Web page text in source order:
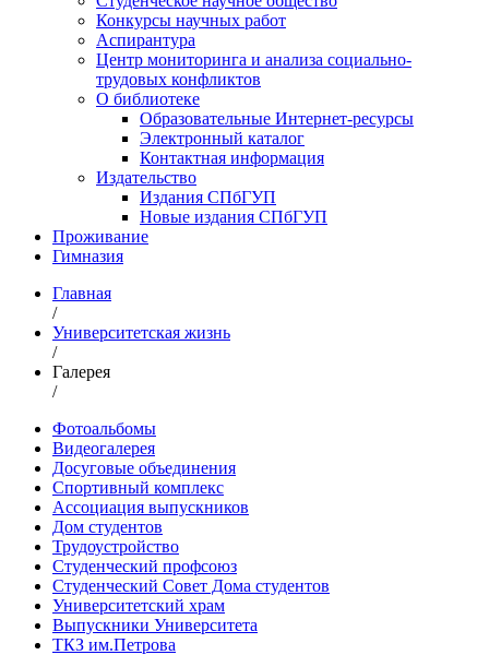
Конкурсы научных работ
Аспирантура
Центр мониторинга и анализа социально-
трудовых конфликтов
О библиотеке
Образовательные Интернет-ресурсы
Электронный каталог
Контактная информация
Издательство
Издания СПбГУП
Новые издания СПбГУП
Проживание
Гимназия
Главная
/
Университетская жизнь
/
Галерея
/
Фотоальбомы
Видеогалерея
Досуговые объединения
Спортивный комплекс
Ассоциация выпускников
Дом студентов
Трудоустройство
Студенческий профсоюз
Студенческий Совет Дома студентов
Университетский храм
Выпускники Университета
ТКЗ им.Петрова